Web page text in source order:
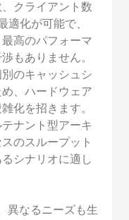
クライアント数
適化が可能で、
高のパフォーマ
もありません。
のキャッシュシ
、ハードウェア
化を招きます。
ナント型アーキ
のスループット
シナリオに適し
異なるニーズも生